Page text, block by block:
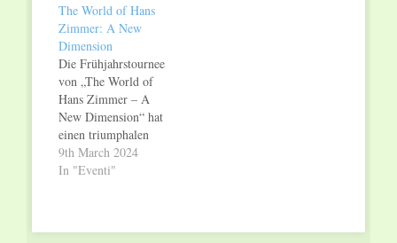
Level“ in die großen
Arenen Europas
zurück. Alle
Deutschland-Termine:
12.10.2025,
Oberhausen I Rudolf
Weber-ARENA
14.10.2025, Köln I
LANXESS arena
19.10.2025, München
The World of Hans
Zimmer: A New
Dimension
Die Frühjahrstournee
von „The World of
Hans Zimmer – A
New Dimension“ hat
einen triumphalen
Auftakt in der restlos
ausverkauften O2
9th March 2024
In "Eventi"